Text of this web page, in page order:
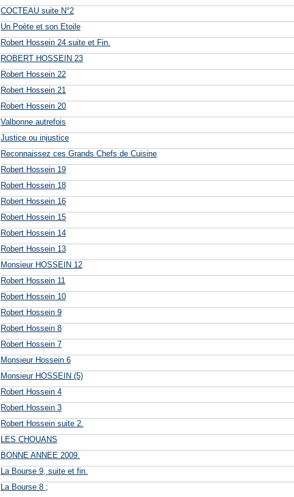
COCTEAU suite N°2
Un Poète et son Etoile
Robert Hossein 24 suite et Fin.
ROBERT HOSSEIN 23
Robert Hossein 22
Robert Hossein 21
Robert Hossein 20
Valbonne autrefois
Justice ou injustice
Reconnaissez ces Grands Chefs de Cuisine
Robert Hossein 19
Robert Hossein 18
Robert Hossein 16
Robert Hossein 15
Robert Hossein 14
Robert Hossein 13
Monsieur HOSSEIN 12
Robert Hossein 11
Robert Hossein 10
Robert Hossein 9
Robert Hossein 8
Robert Hossein 7
Monsieur Hossein 6
Monsieur HOSSEIN (5)
Robert Hossein 4
Robert Hossein 3
Robert Hossein suite 2.
LES CHOUANS
BONNE ANNEE 2009.
La Bourse 9, suite et fin.
La Bourse 8 ;